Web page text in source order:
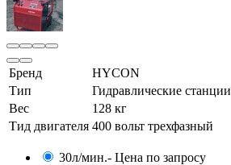
Бренд
HYCON
Тип
Гидравлические станции
Вес
128 кг
Тид двигателя 400 вольт трехфазный
30л/мин.- Цена по запросу